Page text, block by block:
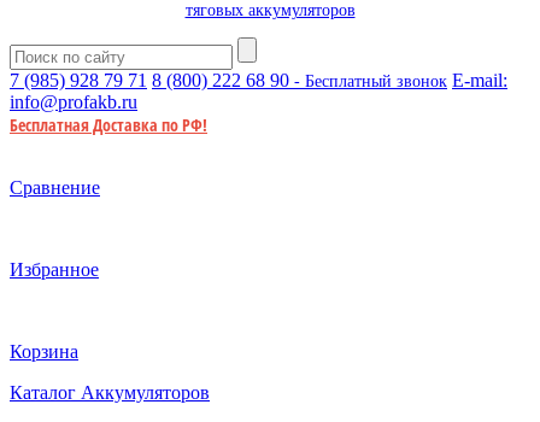
тяговых аккумуляторов
7 (985) 928 79 71 8 (800) 222 68 90 - Бесплатный звонок E-mail:
info@profakb.ru
Бесплатная Доставка по РФ!
Сравнение
Избранное
Корзина
Каталог Аккумуляторов